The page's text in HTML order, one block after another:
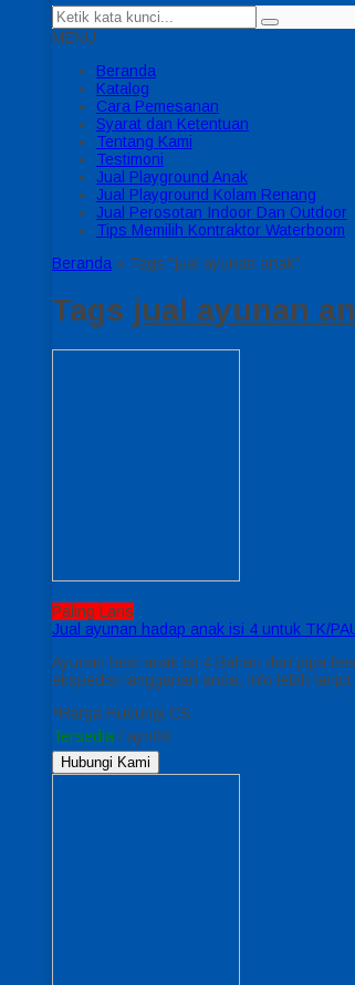
MENU
Beranda
Katalog
Cara Pemesanan
Syarat dan Ketentuan
Tentang Kami
Testimoni
Jual Playground Anak
Jual Playground Kolam Renang
Jual Perosotan Indoor Dan Outdoor
Tips Memilih Kontraktor Waterboom
Beranda » Tags "jual ayunan anak"
Tags jual ayunan
Paling Laris
Jual ayunan hadap anak isi 4 untuk TK/
Ayunan besi anak isi 4 Bahan dari pipa
ekspedisi langganan anda. Info lebih
*Harga Hubungi CS
Tersedia / ayn08
Hubungi Kami